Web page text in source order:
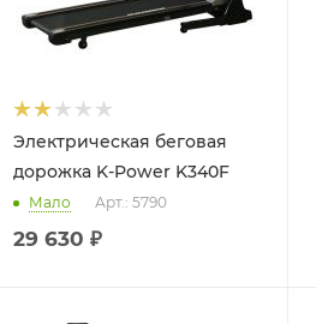
Электрическая беговая
дорожка K-Power K340F
Мало Арт.: 5790
29 630 ₽